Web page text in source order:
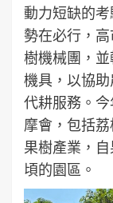
動力短缺的
勢在必行，
樹機械團，
機具，以協
代耕服務。
摩會，包括
果樹產業，
頃的園區。